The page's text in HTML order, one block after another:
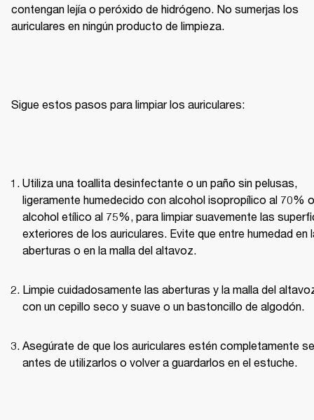
contengan lejía o peróxido de hidrógeno. No sumerjas los
auriculares en ningún producto de limpieza.
Sigue estos pasos para limpiar los auriculares:
Utiliza una toallita desinfectante o un paño sin pelusas,
ligeramente humedecido con alcohol isopropílico al 70% o
alcohol etílico al 75%, para limpiar suavemente las
exteriores de los auriculares. Evite que entre humedad en
aberturas o en la malla del altavoz.
Limpie cuidadosamente las aberturas y la malla del
con un cepillo seco y suave o un bastoncillo de algodón.
Asegúrate de que los auriculares estén completamente
antes de utilizarlos o volver a guardarlos en el estuche.